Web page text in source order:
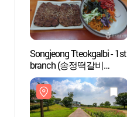
Songjeong Tteokgalbi - 1st
branch (송정떡갈비
1호점)